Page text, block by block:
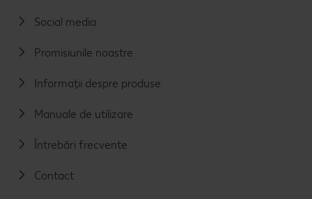
Social media
Promisiunile noastre
Informații despre produse
Manuale de utilizare
Întrebări frecvente
Contact